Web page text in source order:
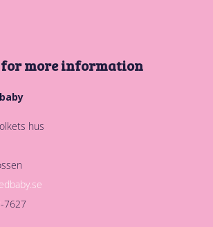
for more information
hus
7627